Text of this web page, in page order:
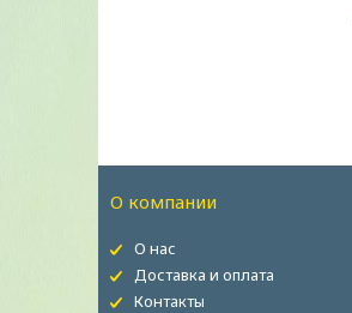
О компании
О нас
Доставка и оплата
Контакты